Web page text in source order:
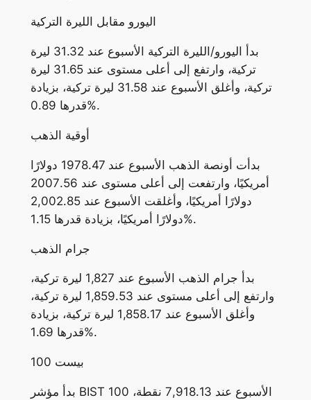
اليورو مقابل الليرة التركية
بدأ اليورو/الليرة التركية الأسبوع عند 31.32 ليرة
تركية، وارتفع إلى أعلى مستوى عند 31.65 ليرة
تركية، وأغلق الأسبوع عند 31.58 ليرة تركية، بزيادة
قدرها 0.89%.
أوقية الذهب
بدأت أونصة الذهب الأسبوع عند 1978.47 دولارًا
أمريكيًا، وارتفعت إلى أعلى مستوى عند 2007.56
دولارًا أمريكيًا، وأغلقت الأسبوع عند 2,002.85
دولارًا أمريكيًا، بزيادة قدرها 1.15%.
جرام الذهب
بدأ جرام الذهب الأسبوع عند 1,827 ليرة تركية،
وارتفع إلى أعلى مستوى عند 1,859.53 ليرة تركية،
وأغلق الأسبوع عند 1,858.17 ليرة تركية، بزيادة
قدرها 1.69%.
بيست 100
بدأ مؤشر BIST 100 الأسبوع عند 7,918.13 نقطة،